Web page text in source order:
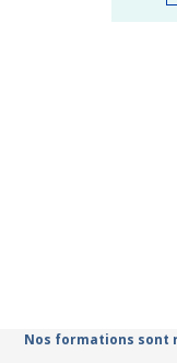
Nos formations sont